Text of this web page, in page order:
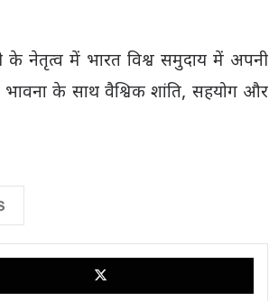
के नेतृत्व में भारत विश्व समुदाय में अपनी
के साथ वैश्विक शांति, सहयोग और
X